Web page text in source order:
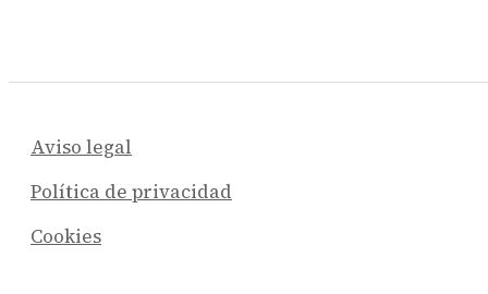
Aviso legal
Política de privacidad
Cookies